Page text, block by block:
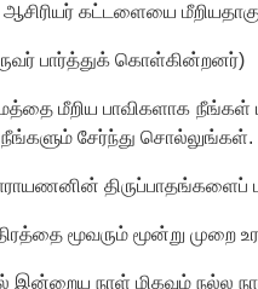
கட்டளையை
பார்த்துக் கொள்கின்றனர்)
மீறிய பாவிகளாக நீங்கள்
நீங்களும் சேர்ந்து சொல்லுங்கள்.
மூவரும் மூன்று
இன்றைய நாள் மிகவும் நல்ல